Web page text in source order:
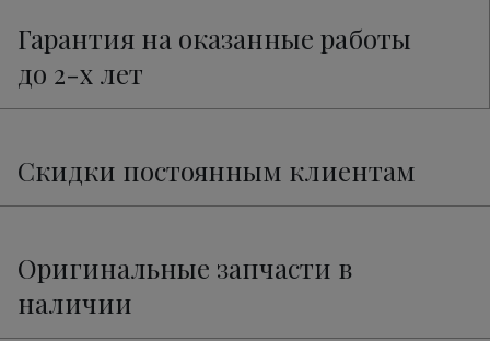
Гарантия на оказанные работы
до 2-х лет
Скидки постоянным клиентам
Оригинальные запчасти в
наличии